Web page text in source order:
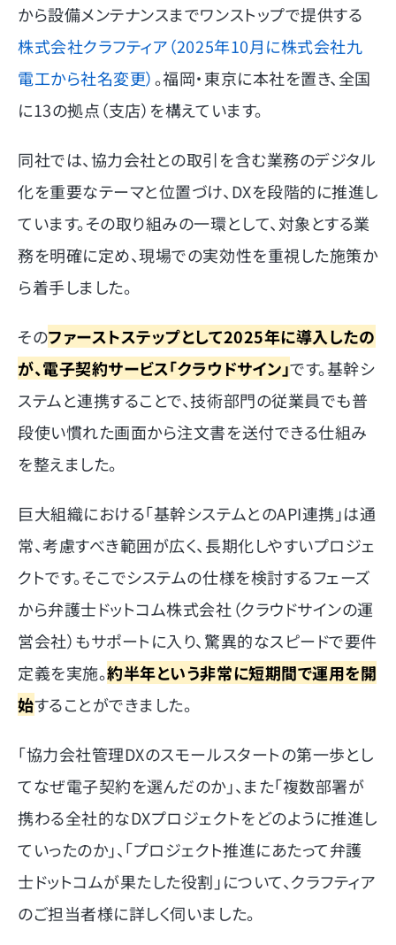
から設備メンテナンスまでワンストップで提供する
株式会社クラフティア（2025年10月に株式会社九
電工から社名変更）。福岡・東京に本社を置き、全国
に13の拠点（支店）を構えています。
同社では、協力会社との取引を含む業務のデジタル
化を重要なテーマと位置づけ、DXを段階的に推進し
ています。その取り組みの一環として、対象とする業
務を明確に定め、現場での実効性を重視した施策か
ら着手しました。
そのファーストステップとして2025年に導入したの
が、電子契約サービス「クラウドサイン」です。基幹シ
ステムと連携することで、技術部門の従業員でも普
段使い慣れた画面から注文書を送付できる仕組み
を整えました。
巨大組織における「基幹システムとのAPI連携」は通
常、考慮すべき範囲が広く、長期化しやすいプロジェ
クトです。そこでシステムの仕様を検討するフェーズ
から弁護士ドットコム株式会社（クラウドサインの運
営会社）もサポートに入り、驚異的なスピードで要件
定義を実施。約半年という非常に短期間で運用を開
始することができました。
「協力会社管理DXのスモールスタートの第一歩とし
てなぜ電子契約を選んだのか」、また「複数部署が
携わる全社的なDXプロジェクトをどのように推進し
ていったのか」、「プロジェクト推進にあたって弁護
士ドットコムが果たした役割」について、クラフティア
のご担当者様に詳しく伺いました。